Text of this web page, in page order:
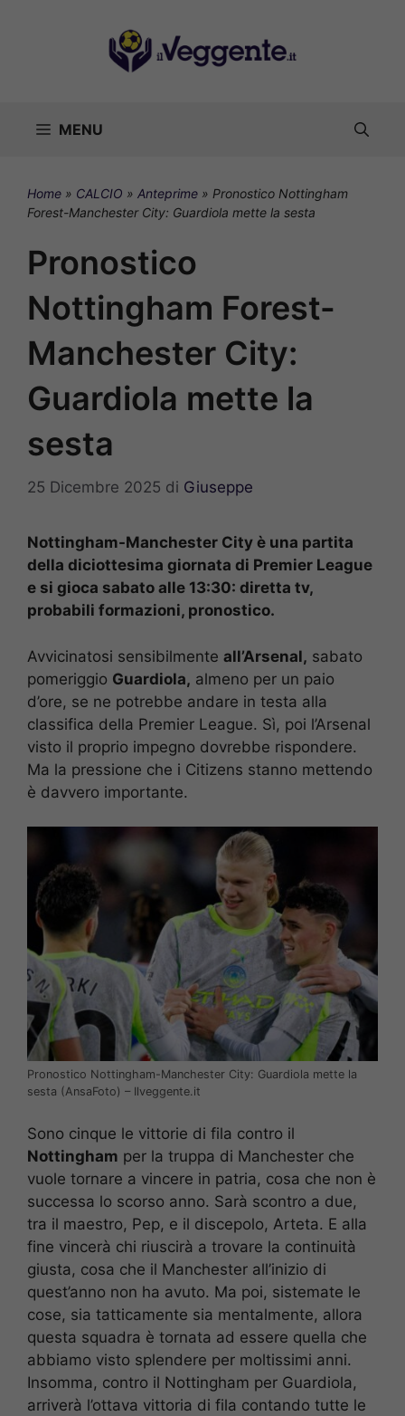
MENU
Home » CALCIO » Anteprime » Pronostico Nottingham
Forest-Manchester City: Guardiola mette la sesta
Pronostico
Nottingham Forest-
Manchester City:
Guardiola mette la
sesta
25 Dicembre 2025 di Giuseppe
Nottingham-Manchester City è una partita
della diciottesima giornata di Premier League
e si gioca sabato alle 13:30: diretta tv,
probabili formazioni, pronostico.
Avvicinatosi sensibilmente all’Arsenal, sabato
pomeriggio Guardiola, almeno per un paio
d’ore, se ne potrebbe andare in testa alla
classifica della Premier League. Sì, poi l’Arsenal
visto il proprio impegno dovrebbe rispondere.
Ma la pressione che i Citizens stanno mettendo
è davvero importante.
Pronostico Nottingham-Manchester City: Guardiola mette la
sesta (AnsaFoto) – Ilveggente.it
Sono cinque le vittorie di fila contro il
Nottingham per la truppa di Manchester che
vuole tornare a vincere in patria, cosa che non è
successa lo scorso anno. Sarà scontro a due,
tra il maestro, Pep, e il discepolo, Arteta. E alla
fine vincerà chi riuscirà a trovare la continuità
giusta, cosa che il Manchester all’inizio di
quest’anno non ha avuto. Ma poi, sistemate le
cose, sia tatticamente sia mentalmente, allora
questa squadra è tornata ad essere quella che
abbiamo visto splendere per moltissimi anni.
Insomma, contro il Nottingham per Guardiola,
arriverà l’ottava vittoria di fila contando tutte le